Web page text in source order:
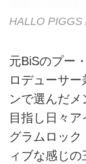
HALLO PIGGS
元BiSのプー
ロデューサ
ンで選んだ
目指し日々
グラムロッ
ィブな感じ